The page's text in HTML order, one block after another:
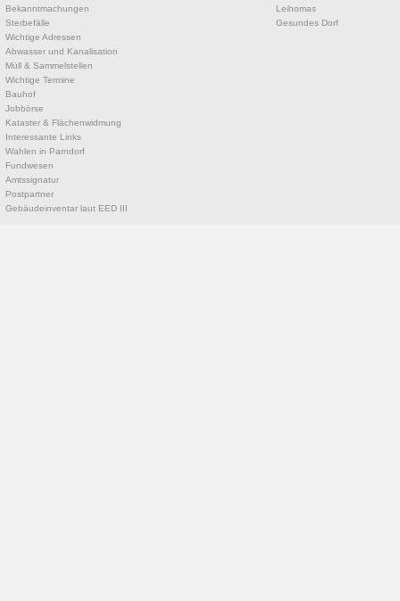
Bekanntmachungen
Sterbefälle
Wichtige Adressen
Abwasser und Kanalisation
Müll & Sammelstellen
Wichtige Termine
Bauhof
Jobbörse
Kataster & Flächenwidmung
Interessante Links
Wahlen in Parndorf
Fundwesen
Amtssignatur
Postpartner
Gebäudeinventar laut EED III
Leihomas
Gesundes Dorf